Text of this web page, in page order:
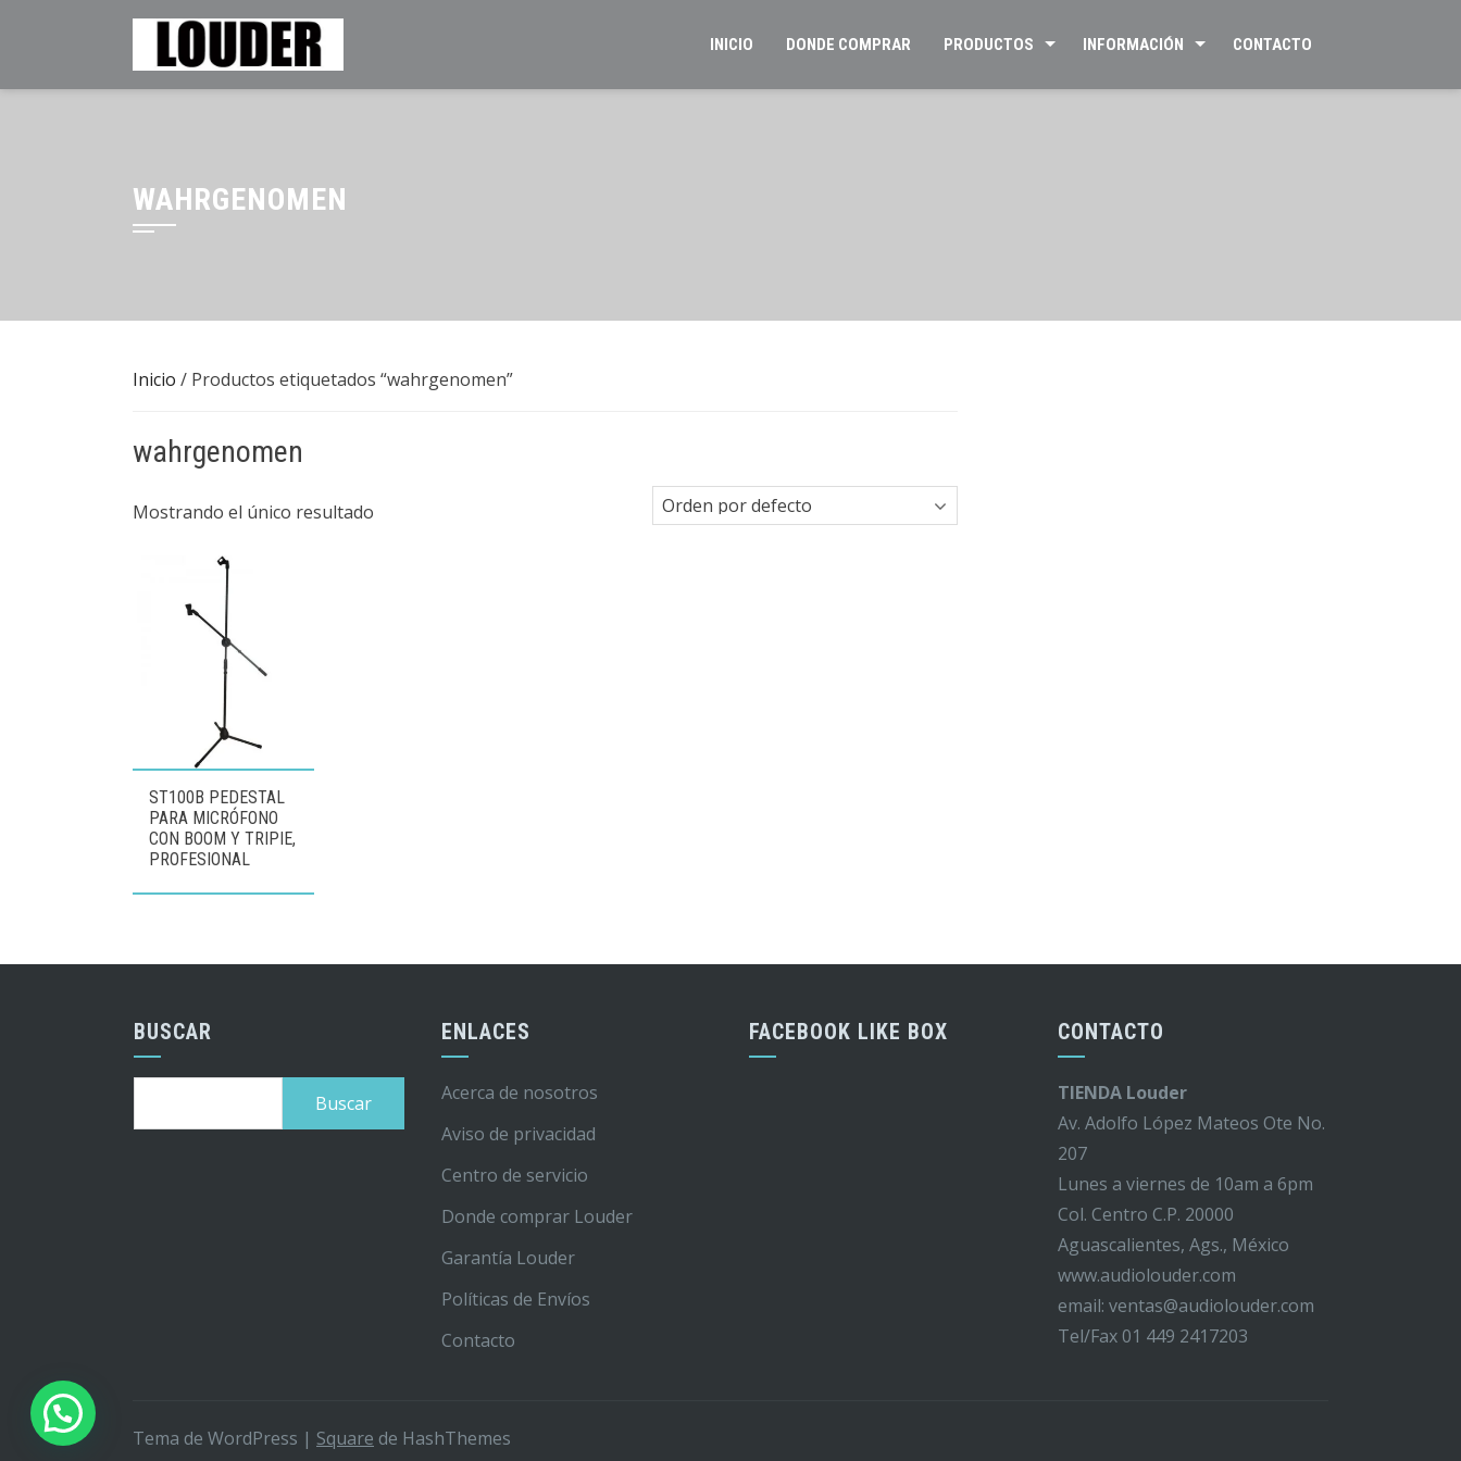
INICIO DONDE COMPRAR PRODUCTOS INFORMACIÓN CONTACTO
WAHRGENOMEN
Inicio / Productos etiquetados “wahrgenomen”
wahrgenomen
Mostrando el único resultado
ST100B PEDESTAL
PARA MICRÓFONO
CON BOOM Y TRIPIE,
PROFESIONAL
BUSCAR ENLACES
Acerca de nosotros
Aviso de privacidad
Centro de servicio
Donde comprar Louder
Garantía Louder
Políticas de Envíos
Contacto
FACEBOOK LIKE BOX CONTACTO
TIENDA Louder
Av. Adolfo López Mateos Ote No.
207
Lunes a viernes de 10am a 6pm
Col. Centro C.P. 20000
Aguascalientes, Ags., México
www.audiolouder.com
email: ventas@audiolouder.com
Tel/Fax 01 449 2417203
Tema de WordPress | Square de HashThemes